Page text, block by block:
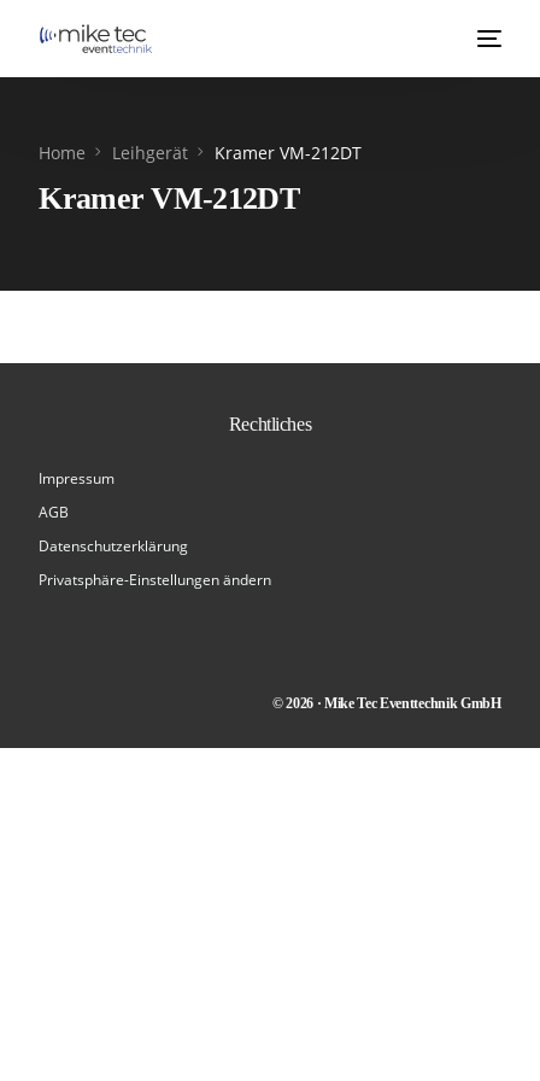
Home Leihgerät Kramer VM-212DT
Kramer VM-212DT
Rechtliches
Impressum
AGB
Datenschutzerklärung
Privatsphäre-Einstellungen ändern
© 2026 · Mike Tec Eventtechnik GmbH